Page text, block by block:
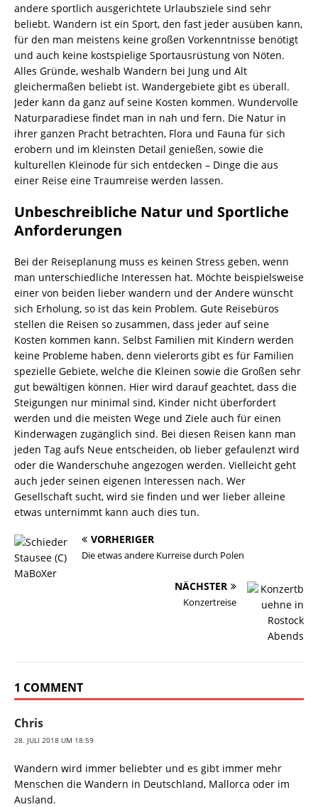
andere sportlich ausgerichtete Urlaubsziele sind sehr
beliebt. Wandern ist ein Sport, den fast jeder ausüben kann,
für den man meistens keine großen Vorkenntnisse benötigt
und auch keine kostspielige Sportausrüstung von Nöten.
Alles Gründe, weshalb Wandern bei Jung und Alt
gleichermaßen beliebt ist. Wandergebiete gibt es überall.
Jeder kann da ganz auf seine Kosten kommen. Wundervolle
Naturparadiese findet man in nah und fern. Die Natur in
ihrer ganzen Pracht betrachten, Flora und Fauna für sich
erobern und im kleinsten Detail genießen, sowie die
kulturellen Kleinode für sich entdecken – Dinge die aus
einer Reise eine Traumreise werden lassen.
Unbeschreibliche Natur und Sportliche
Anforderungen
Bei der Reiseplanung muss es keinen Stress geben, wenn
man unterschiedliche Interessen hat. Möchte beispielsweise
einer von beiden lieber wandern und der Andere wünscht
sich Erholung, so ist das kein Problem. Gute Reisebüros
stellen die Reisen so zusammen, dass jeder auf seine
Kosten kommen kann. Selbst Familien mit Kindern werden
keine Probleme haben, denn vielerorts gibt es für Familien
spezielle Gebiete, welche die Kleinen sowie die Großen sehr
gut bewältigen können. Hier wird darauf geachtet, dass die
Steigungen nur minimal sind, Kinder nicht überfordert
werden und die meisten Wege und Ziele auch für einen
Kinderwagen zugänglich sind. Bei diesen Reisen kann man
jeden Tag aufs Neue entscheiden, ob lieber gefaulenzt wird
oder die Wanderschuhe angezogen werden. Vielleicht geht
auch jeder seinen eigenen Interessen nach. Wer
Gesellschaft sucht, wird sie finden und wer lieber alleine
etwas unternimmt kann auch dies tun.
VORHERIGER
Die etwas andere Kurreise durch Polen
NÄCHSTER
Konzertreise
1 COMMENT
Chris
28. JULI 2018 UM 18:59
Wandern wird immer beliebter und es gibt immer mehr
Menschen die Wandern in Deutschland, Mallorca oder im
Ausland.